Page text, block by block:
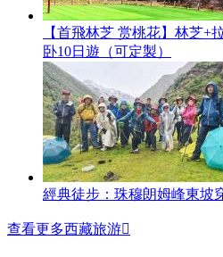
【首飛林芝 赏桃花】林芝+
卧10日遊（可定製）
經典徒步：珠穆朗姆峰東坡
查看更多西藏旅游